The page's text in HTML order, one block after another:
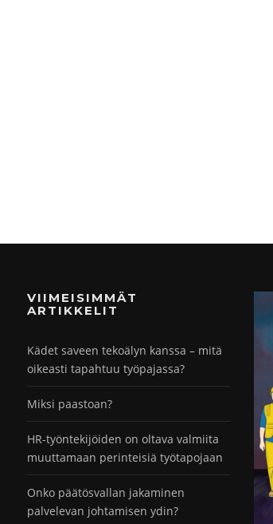
VIIMEISIMMÄT
ARTIKKELIT
Kädet saveen tekoälyn kanssa – mitä
oikeasti tapahtuu työpajassa?
Miksi paastoan?
HR-työntekijöiden on oltava valmiita
muuttamaan perinteisiä työtapojaan
Onko päätösvallan jakaminen
palvelevan johtamisen ydin?